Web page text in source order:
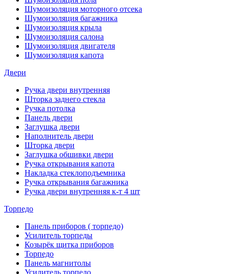
Шумоизоляция моторного отсека
Шумоизоляция багажника
Шумоизоляция крыла
Шумоизоляция салона
Шумоизоляция двигателя
Шумоизоляция капота
Двери
Ручка двери внутренняя
Шторка заднего стекла
Ручка потолка
Панель двери
Заглушка двери
Наполнитель двери
Шторка двери
Заглушка обшивки двери
Ручка открывания капота
Накладка стеклоподъемника
Ручка открывания багажника
Ручка двери внутренняя к-т 4 шт
Торпедо
Панель приборов ( торпедо)
Усилитель торпеды
Козырёк щитка приборов
Торпедо
Панель магнитолы
Усилитель торпедо